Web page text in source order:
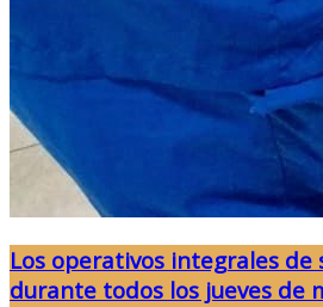
Los operativos integrales de
durante todos los jueves de